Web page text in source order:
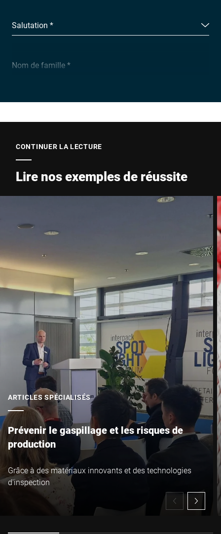
Salutation *
Nom de famille *
Entreprise *
E-Mail *
Rue *
Code postal *
Ville *
Votre demande *
Je confirme par la présente que j'accepte l'utilisation de mes
données pour traiter cette demande De plus amples informations
peuvent être trouvées dans le
données*
CONTINUER LA LECTURE
Lire nos exemples de réussite
ARTICLES SPÉCIALISÉS
Prévenir le gaspillage et les risques de
production
Grâce à des matériaux innovants et des technologies
d'inspection